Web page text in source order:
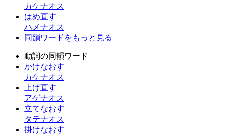
カケナオス
はめ直す
ハメナオス
同韻ワードをもっと見る
動詞の同韻ワード
かけなおす
カケナオス
上げ直す
アゲナオス
立てなおす
タテナオス
掛けなおす